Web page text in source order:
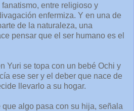
entre religioso y
enfermiza. Y en una de
de la naturaleza, una
pensar que el ser humano es el
Yuri se topa con un bebé Ochi y
ese ser y el deber que nace de
llevarlo a su hogar.
algo pasa con su hija, señala